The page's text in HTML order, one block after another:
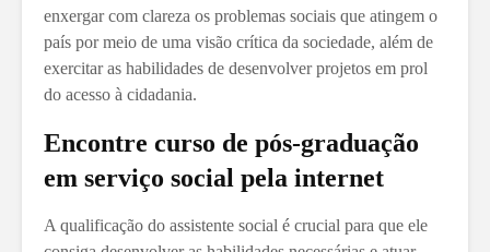
enxergar com clareza os problemas sociais que atingem o
país por meio de uma visão crítica da sociedade, além de
exercitar as habilidades de desenvolver projetos em prol
do acesso à cidadania.
Encontre curso de pós-graduação
em serviço social pela internet
A qualificação do assistente social é crucial para que ele